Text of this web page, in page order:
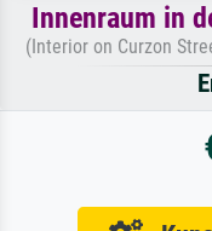
Innenraum in
(Interior on Curzon